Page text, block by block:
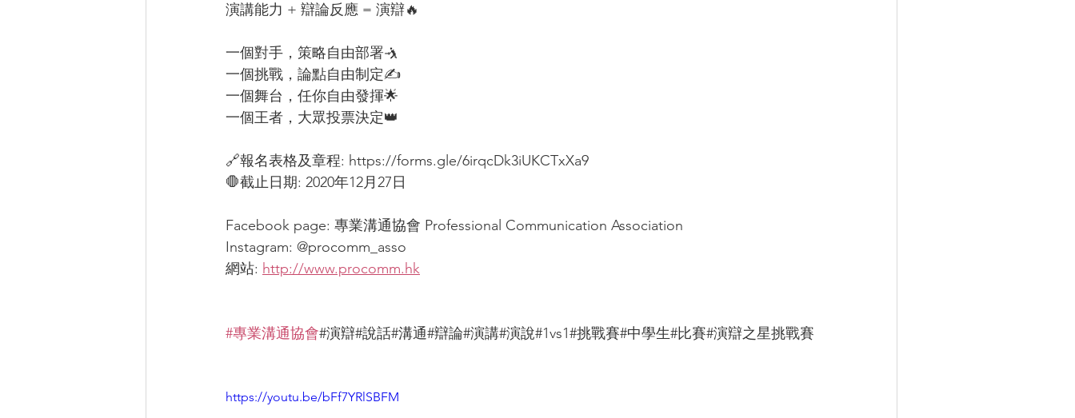
演講能力 + 辯論反應 = 演辯🔥
一個對手，策略自由部署🤺
一個挑戰，論點自由制定✍️
一個舞台，任你自由發揮🌟
一個王者，大眾投票決定👑
🔗報名表格及章程: https://forms.gle/6irqcDk3iUKCTxXa9
🛑截止日期: 2020年12月27日
Facebook page: 專業溝通協會 Professional Communication Association
Instagram: @procomm_asso
網站: http://www.procomm.hk
#專業溝通協會#演辯#說話#溝通#辯論#演講#演說#1vs1#挑戰賽#中學生#比賽#演辯之星挑戰賽
https://youtu.be/bFf7YRlSBFM